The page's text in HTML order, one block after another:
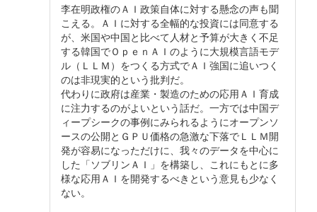
李在明政権のＡＩ政策自体に対する懸念の声も聞
こえる。ＡＩに対する全幅的な投資には同意する
が、米国や中国と比べて人材と予算が大きく不足
する韓国でＯｐｅｎＡＩのように大規模言語モデ
ル（ＬＬＭ）をつくる方式でＡＩ強国に追いつく
のは非現実的という批判だ。
代わりに政府は産業・製造のための応用ＡＩ育成
に注力するのがよいという話だ。一方では中国デ
ィープシークの事例にみられるようにオープンソ
ースの公開とＧＰＵ価格の急激な下落でＬＬＭ開
発が容易になっただけに、我々のデータを中心に
した「ソブリンＡＩ」を構築し、これにもとに多
様な応用ＡＩを開発するべきという意見も少なく
ない。